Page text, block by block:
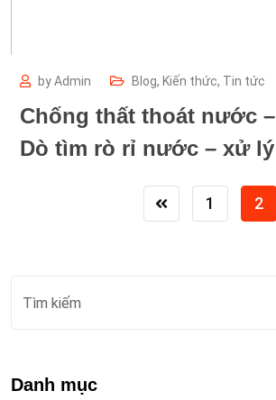
byAdmin Blog, Kiến thức, Tin tức
Chống thất thoát nước –
Dò tìm rò rỉ nước – xử lý
nhanh chóng, chính xác
1 2
Danh mục